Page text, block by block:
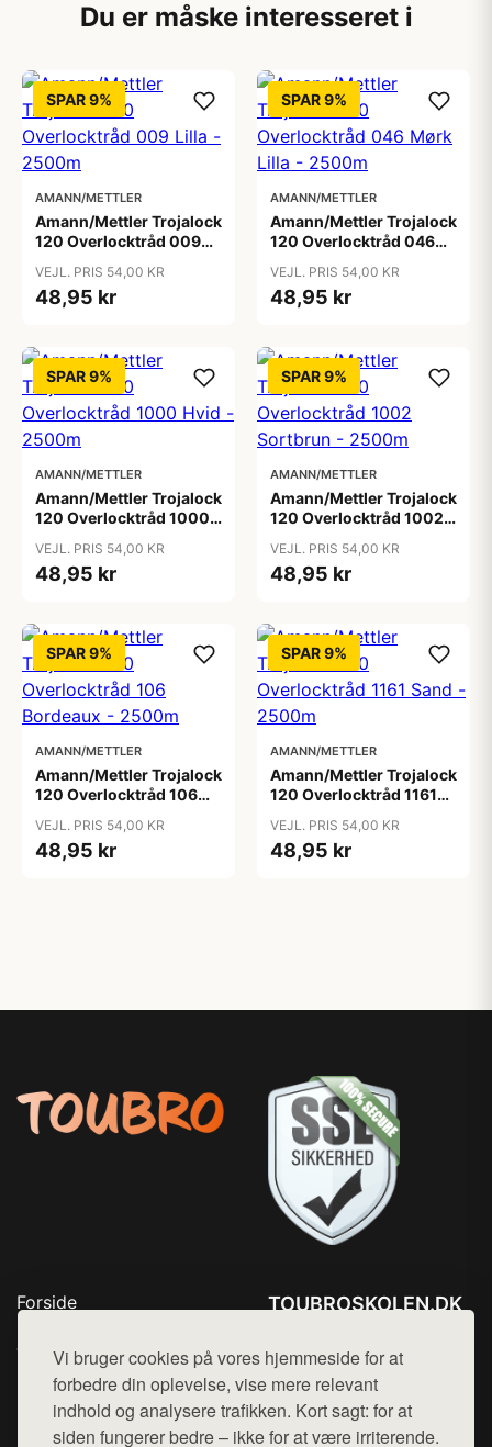
Vi bruger cookies på vores hjemmeside for at
forbedre din oplevelse, vise mere relevant
indhold og analysere trafikken. Kort sagt: for at
siden fungerer bedre – ikke for at være irriterende.
Du er måske interesseret i
SPAR 9%
AMANN/METTLER
Amann/Mettler Trojalock
120 Overlocktråd 009
VEJL. PRIS 54,00 KR
48,95 kr
SPAR 9%
AMANN/METTLER
Amann/Mettler Trojalock
120 Overlocktråd 046
VEJL. PRIS 54,00 KR
48,95 kr
SPAR 9%
AMANN/METTLER
Amann/Mettler Trojalock
120 Overlocktråd 1000
VEJL. PRIS 54,00 KR
48,95 kr
SPAR 9%
AMANN/METTLER
Amann/Mettler Trojalock
120 Overlocktråd 1002
VEJL. PRIS 54,00 KR
48,95 kr
SPAR 9%
AMANN/METTLER
Amann/Mettler Trojalock
120 Overlocktråd 106
VEJL. PRIS 54,00 KR
48,95 kr
SPAR 9%
AMANN/METTLER
Amann/Mettler Trojalock
120 Overlocktråd 1161
VEJL. PRIS 54,00 KR
48,95 kr
Forside
Top Rabatter
Blog
Kontakt
TOUBROSKOLEN.DK
Mail: hej@want.dk
Cookie- og privatlivspolitik